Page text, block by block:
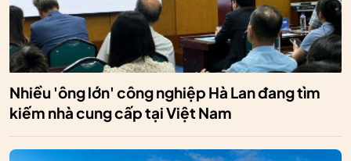
Nhiều 'ông lớn' công nghiệp Hà Lan đang tìm
kiếm nhà cung cấp tại Việt Nam